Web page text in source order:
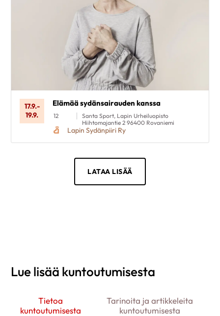
17.9.-
19.9.
Elämää sydänsairauden kanssa
12
Santa Sport, Lapin Urheiluopisto
Hiihtomajantie 2 96400 Rovaniemi
Lapin Sydänpiiri Ry
LATAA LISÄÄ
Lue lisää kuntoutumisesta
Tietoa
kuntoutumisesta
Tarinoita ja artikkeleita
kuntoutumisesta